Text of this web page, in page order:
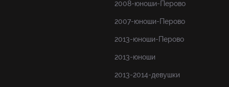
2008-юноши-Перово
2007-юноши-Перово
2013-юноши-Перово
2013-юноши
2013-2014-девушки